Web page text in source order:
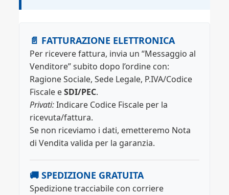
📄 FATTURAZIONE ELETTRONICA
Per ricevere fattura, invia un “Messaggio al
Venditore” subito dopo l’ordine con:
Ragione Sociale, Sede Legale, P.IVA/Codice
Fiscale eSDI/PEC.
Privati:Indicare Codice Fiscale per la
ricevuta/fattura.
Se non riceviamo i dati, emetteremo Nota
di Vendita valida per la garanzia.
🚚 SPEDIZIONE GRATUITA
Spedizione tracciabile con corriere